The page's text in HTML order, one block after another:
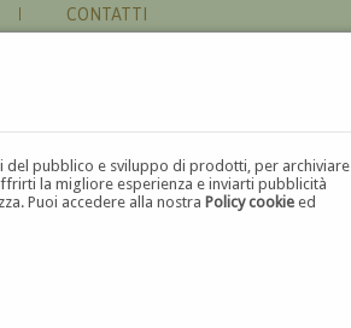
del pubblico e sviluppo di prodotti, per archiviare
la migliore esperienza e inviarti pubblicità
Puoi accedere alla nostraPolicy cookie ed
CONTATTI
U V W X Y Z ⬅